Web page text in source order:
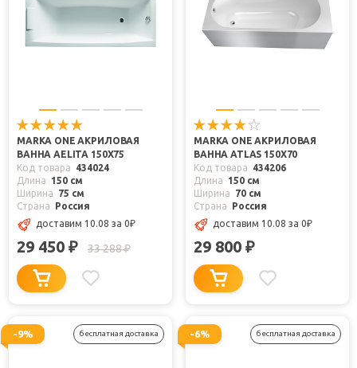
MARKA ONE АКРИЛОВАЯ
ВАННА AELITA 150X75
Код товара
434024
Длина
150 см
Ширина
75 см
Страна
Россия
доставим 10.08 за 0₽
29 450 ₽ 33 288₽
MARKA ONE АКРИЛОВАЯ
ВАННА ATLAS 150X70
Код товара
434206
Длина
150 см
Ширина
70 см
Страна
Россия
доставим 10.08 за 0₽
29 800 ₽
-9% бесплатная доставка -6% бесплатная доставка